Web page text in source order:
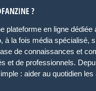
?
plateforme en ligne dédiée
à la fois média spécialisé,
de connaissances et
et de professionnels.
: aider au quotidien